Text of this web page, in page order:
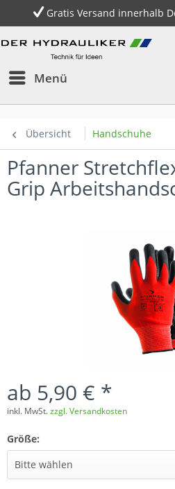
Gratis Versand innerhalb
Menü
Übersicht Handschuhe
Pfanner
Grip
ab 5,90 € *
inkl. MwSt.zzgl. Versandkosten
Größe: